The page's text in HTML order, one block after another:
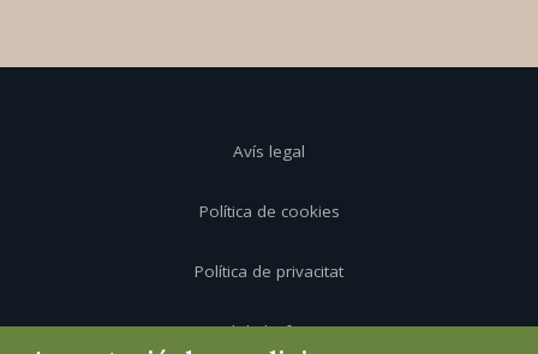
Avís legal
Política de cookies
Política de privacitat
Canal de l'informant